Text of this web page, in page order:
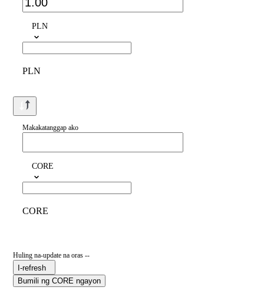
PLN
PLN
Makakatanggap ako
CORE
CORE
Huling na-update na oras --
I-refresh
Bumili ng CORE ngayon